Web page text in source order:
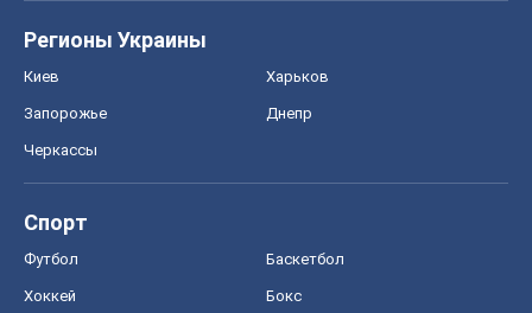
Регионы Украины
Киев Харьков
Запорожье Днепр
Черкассы
Спорт
Футбол Баскетбол
Хоккей Бокс